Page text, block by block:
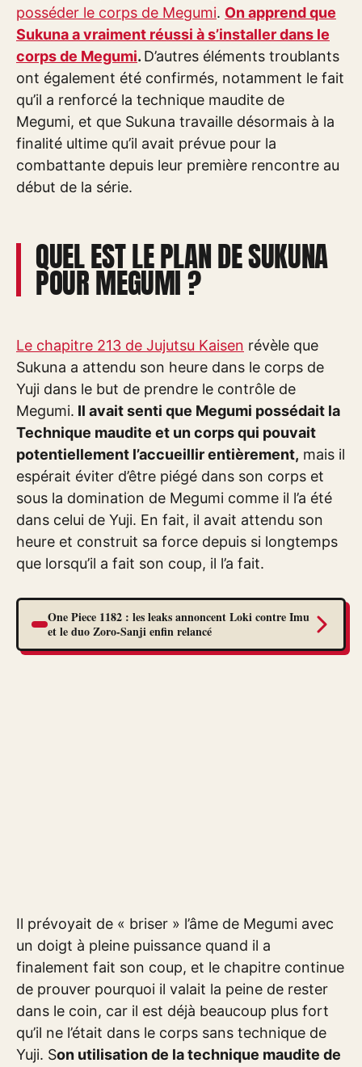
posséder le corps de Megumi. On apprend que
Sukuna a vraiment réussi à s’installer dans le
corps de Megumi. D’autres éléments troublants
ont également été confirmés, notamment le fait
qu’il a renforcé la technique maudite de
Megumi, et que Sukuna travaille désormais à la
finalité ultime qu’il avait prévue pour la
combattante depuis leur première rencontre au
début de la série.
QUEL EST LE PLAN DE SUKUNA
POUR MEGUMI ?
Le chapitre 213 de Jujutsu Kaisen révèle que
Sukuna a attendu son heure dans le corps de
Yuji dans le but de prendre le contrôle de
Megumi. Il avait senti que Megumi possédait la
Technique maudite et un corps qui pouvait
potentiellement l’accueillir entièrement, mais il
espérait éviter d’être piégé dans son corps et
sous la domination de Megumi comme il l’a été
dans celui de Yuji. En fait, il avait attendu son
heure et construit sa force depuis si longtemps
que lorsqu’il a fait son coup, il l’a fait.
One Piece 1182 : les leaks annoncent Loki contre Imu
et le duo Zoro-Sanji enfin relancé
Il prévoyait de « briser » l’âme de Megumi avec
un doigt à pleine puissance quand il a
finalement fait son coup, et le chapitre continue
de prouver pourquoi il valait la peine de rester
dans le coin, car il est déjà beaucoup plus fort
qu’il ne l’était dans le corps sans technique de
Yuji. Son utilisation de la technique maudite de